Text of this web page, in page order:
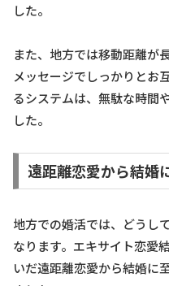
した。
また、地方では移動距離が
メッセージでしっかりとお
るシステムは、無駄な時間
した。
遠距離恋愛から結婚
地方での婚活では、どうし
なります。エキサイト恋愛
いだ遠距離恋愛から結婚に